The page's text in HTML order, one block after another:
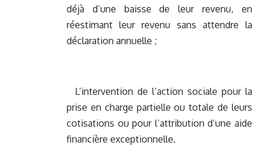
déjà d’une baisse de leur revenu, en
réestimant leur revenu sans attendre la
déclaration annuelle ;
L’intervention de l’action sociale pour la
prise en charge partielle ou totale de leurs
cotisations ou pour l’attribution d’une aide
financière exceptionnelle.